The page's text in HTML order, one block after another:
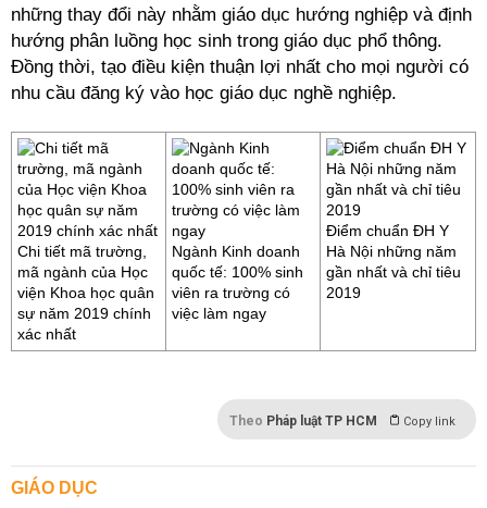
những thay đổi này nhằm giáo dục hướng nghiệp và định
hướng phân luồng học sinh trong giáo dục phổ thông.
Đồng thời, tạo điều kiện thuận lợi nhất cho mọi người có
nhu cầu đăng ký vào học giáo dục nghề nghiệp.
Chi tiết mã trường,
mã ngành của Học
viện Khoa học quân
sự năm 2019 chính
xác nhất
Ngành Kinh doanh
quốc tế: 100% sinh
viên ra trường có
việc làm ngay
Điểm chuẩn ĐH Y
Hà Nội những năm
gần nhất và chỉ tiêu
2019
Theo Pháp luật TP HCM Copy link
GIÁO DỤC